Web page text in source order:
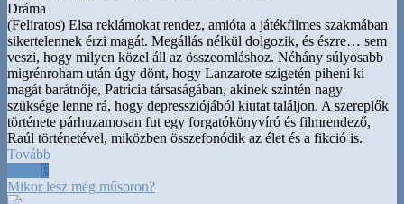
Dráma
(Feliratos) Elsa reklámokat rendez, amióta a játékfilmes szakmában
sikertelennek érzi magát. Megállás nélkül dolgozik, és észre… sem
veszi, hogy milyen közel áll az összeomláshoz. Néhány súlyosabb
migrénroham után úgy dönt, hogy Lanzarote szigetén piheni ki
magát barátnője, Patricia társaságában, akinek szintén nagy
szüksége lenne rá, hogy depressziójából kiutat találjon. A szereplők
története párhuzamosan fut egy forgatókönyvíró és filmrendező,
Raúl történetével, miközben összefonódik az élet és a fikció is.
Tovább
F
Mikor lesz még műsoron?